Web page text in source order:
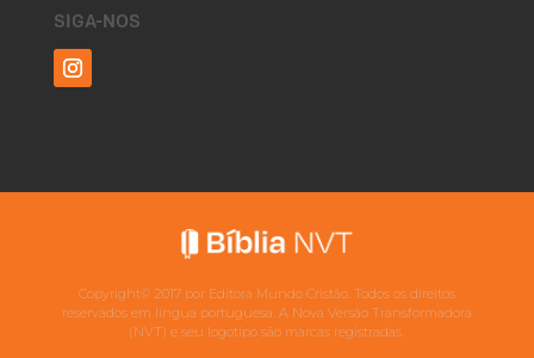
SIGA-NOS
Copyright© 2017 por Editora Mundo Cristão. Todos os direitos
reservados em língua portuguesa. A Nova Versão Transformadora
(NVT) e seu logotipo são marcas registradas.